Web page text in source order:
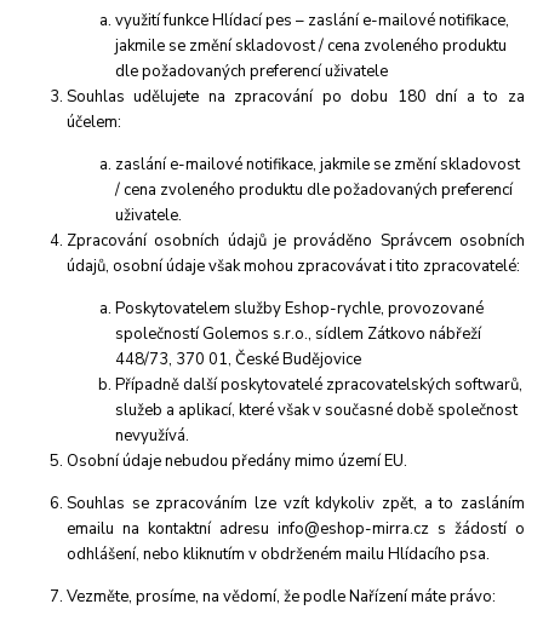
využití funkce Hlídací pes – zaslání e-mailové notifikace,
jakmile se změní skladovost / cena zvoleného produktu
dle požadovaných preferencí uživatele
Souhlas udělujete na zpracování po dobu 180 dní a to za
účelem:
zaslání e-mailové notifikace, jakmile se změní skladovost
/ cena zvoleného produktu dle požadovaných preferencí
uživatele.
Zpracování osobních údajů je prováděno Správcem osobních
údajů, osobní údaje však mohou zpracovávat i tito zpracovatelé:
Poskytovatelem služby Eshop-rychle, provozované
společností Golemos s.r.o., sídlem Zátkovo nábřeží
448/73, 370 01, České Budějovice
Případně další poskytovatelé zpracovatelských softwarů,
služeb a aplikací, které však v současné době společnost
nevyužívá.
Osobní údaje nebudou předány mimo území EU.
Souhlas se zpracováním lze vzít kdykoliv zpět, a to zasláním
emailu na kontaktní adresu info@eshop-mirra.cz s žádostí o
odhlášení, nebo kliknutím v obdrženém mailu Hlídacího psa.
Vezměte, prosíme, na vědomí, že podle Nařízení máte právo: